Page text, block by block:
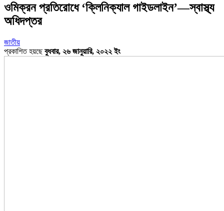
ওমিক্রন প্রতিরোধে ‘ক্লিনিক্যাল গাইডলাইন’—স্বাস্থ্য
অধিদপ্তর
জাতীয়
প্রকাশিত হয়ছেবুধবার, ২৬ জানুয়ারি, ২০২২ ইং